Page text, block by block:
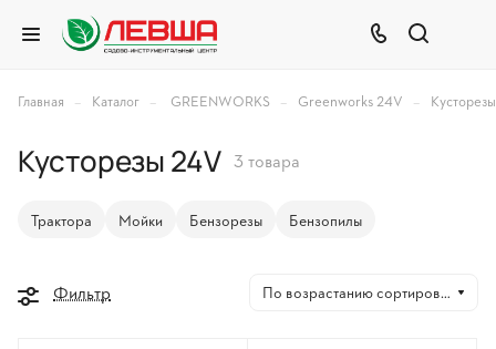
Главная – Каталог – GREENWORKS – Greenworks 24V –
Кусторезы 24V 3 товара
Трактора Мойки Бензорезы Бензопилы
Фильтр По возрастанию сортировки